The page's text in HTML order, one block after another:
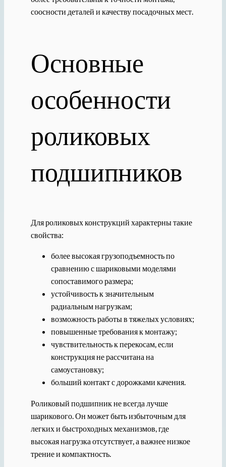
соосности деталей и качеству посадочных мест.
Основные
особенности
роликовых
подшипников
Для роликовых конструкций характерны такие
свойства:
более высокая грузоподъемность по
сравнению с шариковыми моделями
сопоставимого размера;
устойчивость к значительным
радиальным нагрузкам;
возможность работы в тяжелых условиях;
повышенные требования к монтажу;
чувствительность к перекосам, если
конструкция не рассчитана на
самоустановку;
больший контакт с дорожками качения.
Роликовый подшипник не всегда лучше
шарикового. Он может быть избыточным для
легких и быстроходных механизмов, где
высокая нагрузка отсутствует, а важнее низкое
трение и компактность.